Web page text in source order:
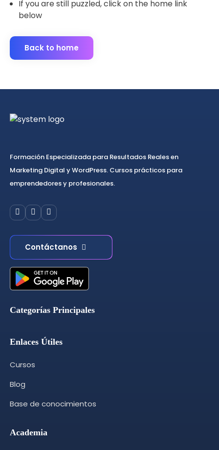
If you are still puzzled, click on the home link
below
Back to home
Formación Especializada para Resultados Reales en
Marketing Digital y WordPress. Cursos prácticos para
emprendedores y profesionales.
Contáctanos
Categorías Principales
Enlaces Útiles
Cursos
Blog
Base de conocimientos
Academia